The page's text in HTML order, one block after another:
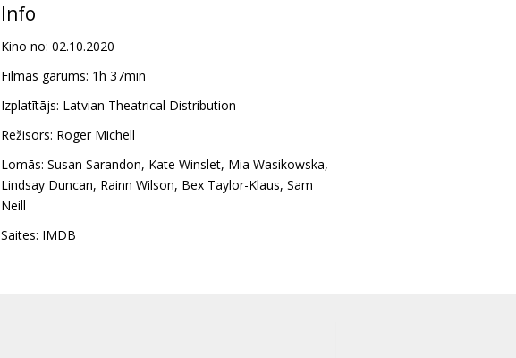
Info
Kino no: 02.10.2020
Filmas garums: 1h 37min
Izplatītājs: Latvian Theatrical Distribution
Režisors: Roger Michell
Lomās: Susan Sarandon, Kate Winslet, Mia Wasikowska,
Lindsay Duncan, Rainn Wilson, Bex Taylor-Klaus, Sam
Neill
Saites: IMDB